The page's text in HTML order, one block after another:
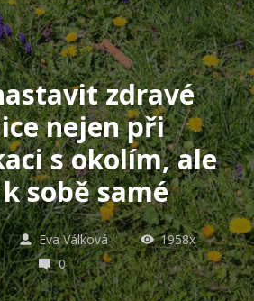
zdravé
nejen při
s okolím, ale
sobě samé
Eva Válková
1958x
0